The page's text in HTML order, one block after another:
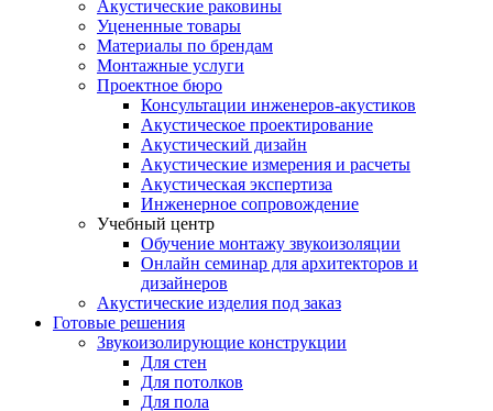
Акустические раковины
Уцененные товары
Материалы по брендам
Монтажные услуги
Проектное бюро
Консультации инженеров-акустиков
Акустическое проектирование
Акустический дизайн
Акустические измерения и расчеты
Акустическая экспертиза
Инженерное сопровождение
Учебный центр
Обучение монтажу звукоизоляции
Онлайн семинар для архитекторов и
дизайнеров
Акустические изделия под заказ
Готовые решения
Звукоизолирующие конструкции
Для стен
Для потолков
Для пола